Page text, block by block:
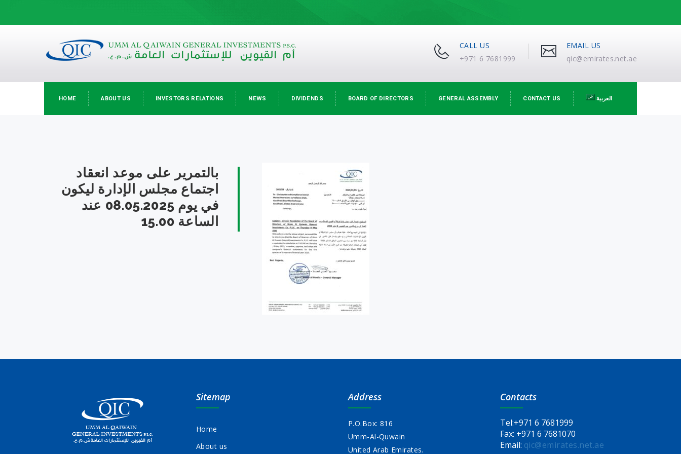
CALL US
+971 6 7681999
EMAIL US
qic@emirates.net.ae
HOME ABOUT US INVESTORS RELATIONS NEWS DIVIDENDS BOARD OF DIRECTORS GENERAL ASSEMBLY CONTACT US العربية
بالتمرير على موعد انعقاد
اجتماع مجلس الإدارة ليكون
في يوم 08.05.2025 عند
الساعة 15.00
Sitemap
Home
About us
Address
P.O.Box: 816
Umm-Al-Quwain
United Arab Emirates.
Contacts
Tel:+971 6 7681999
Fax: +971 6 7681070
Email: qic@emirates.net.ae